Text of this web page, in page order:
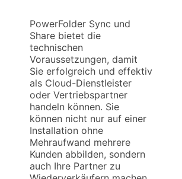
PowerFolder Sync und
Share bietet die
technischen
Voraussetzungen, damit
Sie erfolgreich und effektiv
als Cloud-Dienstleister
oder Vertriebspartner
handeln können. Sie
können nicht nur auf einer
Installation ohne
Mehraufwand mehrere
Kunden abbilden, sondern
auch Ihre Partner zu